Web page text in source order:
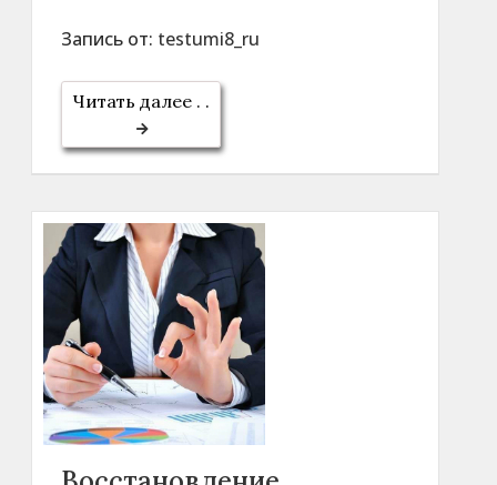
Запись от: testumi8_ru
Читать далее . .